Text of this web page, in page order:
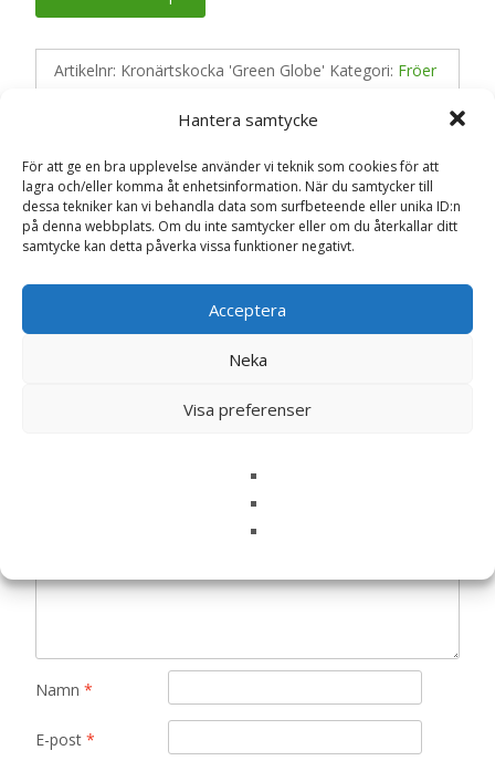
Hantera samtycke
För att ge en bra upplevelse använder vi teknik som cookies för att
lagra och/eller komma åt enhetsinformation. När du samtycker till
dessa tekniker kan vi behandla data som surfbeteende eller unika ID:n
på denna webbplats. Om du inte samtycker eller om du återkallar ditt
samtycke kan detta påverka vissa funktioner negativt.
Acceptera
Neka
Visa preferenser
Artikelnr: Kronärtskocka 'Green Globe' Kategori: Fröer
Recensioner
Bli först med att recensera ”Kronärtskocka
Din e-postadress kommer inte publiceras.
Namn *
E-post *